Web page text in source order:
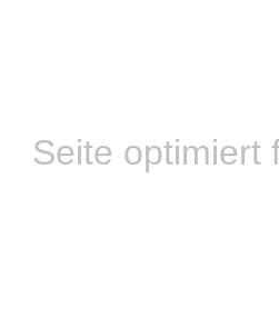
Seite optimiert